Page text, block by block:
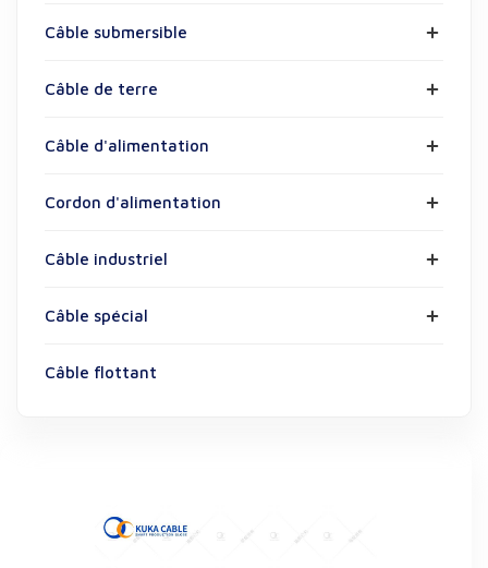
Câble submersible
Câble de terre
Câble d'alimentation
Cordon d'alimentation
Câble industriel
Câble spécial
Câble flottant